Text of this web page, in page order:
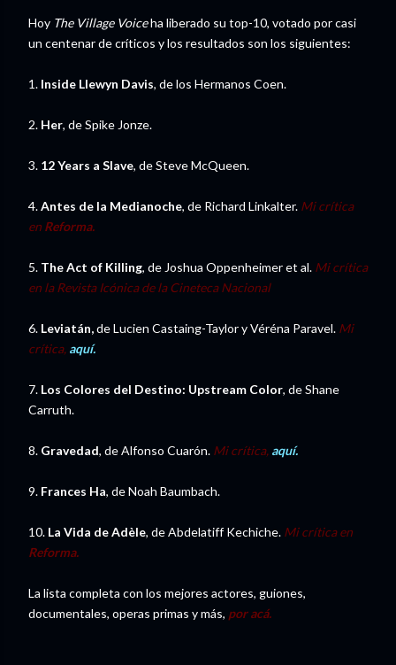
Hoy The Village Voiceha liberado su top-10, votado por casi
un centenar de críticos y los resultados son los siguientes:
1. Inside Llewyn Davis, de los Hermanos Coen.
2. Her, de Spike Jonze.
3. 12 Years a Slave, de Steve McQueen.
4.Antes de la Medianoche, de Richard Linkalter. Mi crítica
en Reforma.
5. The Act of Killing, de Joshua Oppenheimer et al. Mi crítica
en la Revista Icónica de la Cineteca Nacional
6. Leviatán,de Lucien Castaing-Taylor y Véréna Paravel. Mi
crítica, aquí.
7. Los Colores del Destino: Upstream Color, de Shane
Carruth.
8. Gravedad, de Alfonso Cuarón. Mi crítica, aquí.
9. Frances Ha, de Noah Baumbach.
10. La Vida de Adèle, de Abdelatiff Kechiche. Mi crítica en
Reforma.
La lista completa con los mejores actores, guiones,
documentales, operas primas y más, por acá.